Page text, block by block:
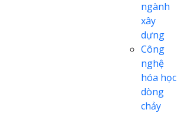
ngành
xây
dựng
Công
nghệ
hóa học
dòng
chảy